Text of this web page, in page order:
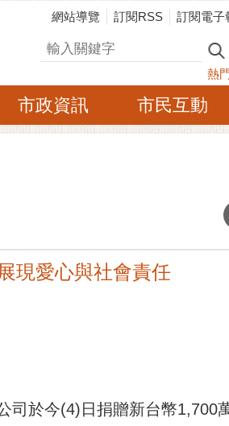
網站導覽 訂閱RSS 訂閱電子
搜尋
熱
市政資訊 市民互動
現愛心與社會責任
司於今(4)日捐贈新台幣1,700